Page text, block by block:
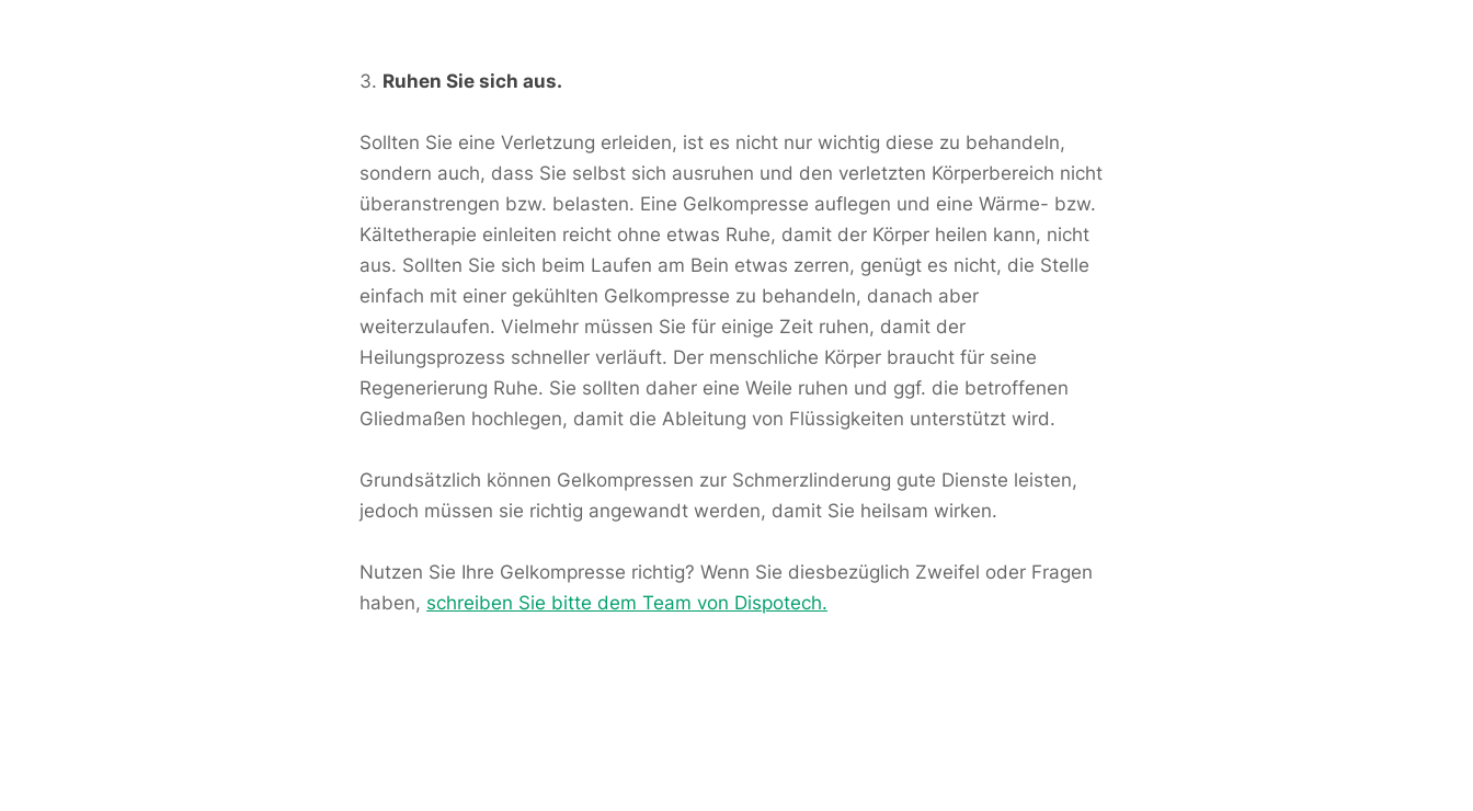
Ruhen Sie sich aus.
Sollten Sie eine Verletzung erleiden, ist es nicht nur wichtig diese zu behandeln,
sondern auch, dass Sie selbst sich ausruhen und den verletzten Körperbereich nicht
überanstrengen bzw. belasten. Eine Gelkompresse auflegen und eine Wärme- bzw.
Kältetherapie einleiten reicht ohne etwas Ruhe, damit der Körper heilen kann, nicht
aus. Sollten Sie sich beim Laufen am Bein etwas zerren, genügt es nicht, die Stelle
einfach mit einer gekühlten Gelkompresse zu behandeln, danach aber
weiterzulaufen. Vielmehr müssen Sie für einige Zeit ruhen, damit der
Heilungsprozess schneller verläuft. Der menschliche Körper braucht für seine
Regenerierung Ruhe. Sie sollten daher eine Weile ruhen und ggf. die betroffenen
Gliedmaßen hochlegen, damit die Ableitung von Flüssigkeiten unterstützt wird.
Grundsätzlich können Gelkompressen zur Schmerzlinderung gute Dienste leisten,
jedoch müssen sie richtig angewandt werden, damit Sie heilsam wirken.
Nutzen Sie Ihre Gelkompresse richtig? Wenn Sie diesbezüglich Zweifel oder Fragen
haben, schreiben Sie bitte dem Team von Dispotech.